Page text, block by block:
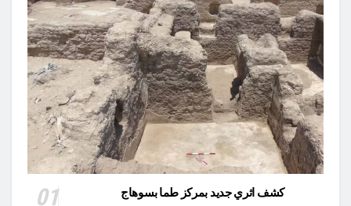
كشف اثري جديد بمركز طما بسوهاج